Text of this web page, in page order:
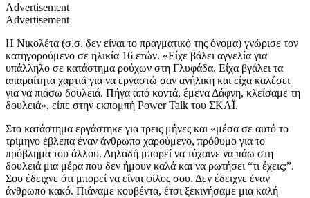
Advertisement
Advertisement
Η Νικολέτα (σ.σ. δεν είναι το πραγματικό της όνομα) γνώρισε τον
κατηγορούμενο σε ηλικία 16 ετών. «Είχε βάλει αγγελία για
υπάλληλο σε κατάστημα ρούχων στη Γλυφάδα. Είχα βγάλει τα
απαραίτητα χαρτιά για να εργαστώ σαν ανήλικη και είχα καλέσει
για να πιάσω δουλειά. Πήγα από κοντά, έμενα Δάφνη, κλείσαμε τη
δουλειά», είπε στην εκπομπή Power Talk του ΣΚΑΪ.
Στο κατάστημα εργάστηκε για τρεις μήνες και «μέσα σε αυτό το
τρίμηνο έβλεπα έναν άνθρωπο χαρούμενο, πρόθυμο για το
πρόβλημα του άλλου. Δηλαδή μπορεί να τύχαινε να πάω στη
δουλειά μια μέρα που δεν ήμουν καλά και να ρωτήσει “τι έχεις;”.
Σου έδειχνε ότι μπορεί να είναι φίλος σου. Δεν έδειχνε έναν
άνθρωπο κακό. Πιάναμε κουβέντα, έτσι ξεκινήσαμε μια καλή